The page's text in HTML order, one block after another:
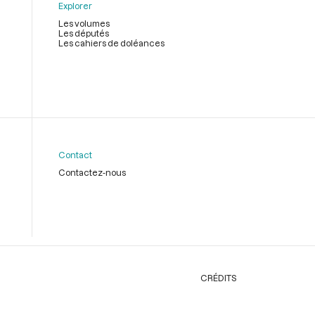
Explorer
Les volumes
Les députés
Les cahiers de doléances
Contact
Contactez-nous
CRÉDITS